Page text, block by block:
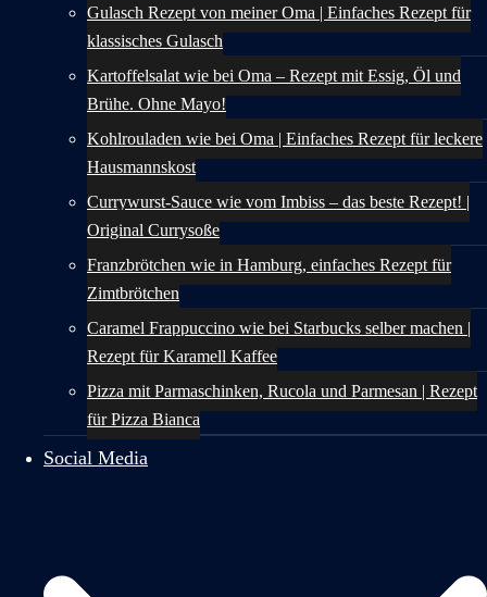
Gulasch Rezept von meiner Oma | Einfaches Rezept für
klassisches Gulasch
Kartoffelsalat wie bei Oma – Rezept mit Essig, Öl und
Brühe. Ohne Mayo!
Kohlrouladen wie bei Oma | Einfaches Rezept für leckere
Hausmannskost
Currywurst-Sauce wie vom Imbiss – das beste Rezept! |
Original Currysoße
Franzbrötchen wie in Hamburg, einfaches Rezept für
Zimtbrötchen
Caramel Frappuccino wie bei Starbucks selber machen |
Rezept für Karamell Kaffee
Pizza mit Parmaschinken, Rucola und Parmesan | Rezept
für Pizza Bianca
Social Media